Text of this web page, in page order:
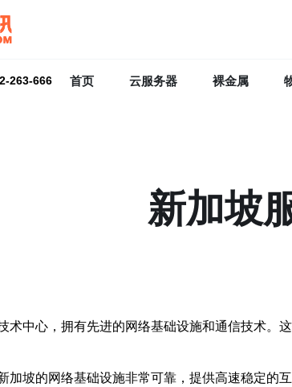
263-666 首页 云服务器 裸金属
新加坡
术中心，拥有先进的网络基础设施和通信技术。
加坡的网络基础设施非常可靠，提供高速稳定的